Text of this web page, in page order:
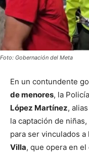
Foto: Gobernación del Meta
En un contundente
de menores, la
López Martínez, alias
la captación de
para ser vinculados
Villa, que opera en